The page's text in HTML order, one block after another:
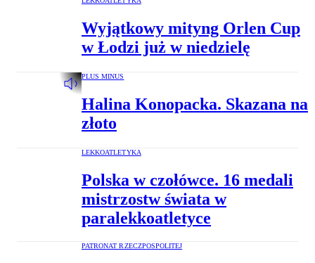
Wyjątkowy mityng Orlen Cup
w Łodzi już w niedzielę
PLUS MINUS
Halina Konopacka. Skazana na
złoto
LEKKOATLETYKA
Polska w czołówce. 16 medali
mistrzostw świata w
paralekkoatletyce
PATRONAT RZECZPOSPOLITEJ